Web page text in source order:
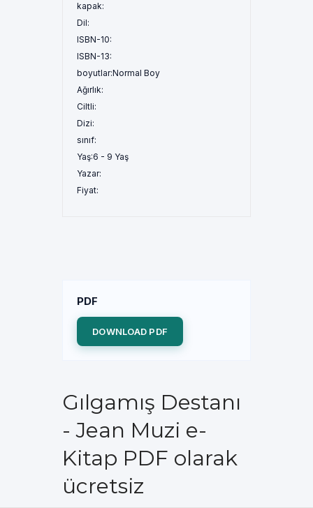
kapak:
Dil:
ISBN-10:
ISBN-13:
boyutlar:Normal Boy
Ağırlık:
Ciltli:
Dizi:
sınıf:
Yaş:6 - 9 Yaş
Yazar:
Fiyat:
PDF
DOWNLOAD PDF
Gılgamış Destanı
- Jean Muzi e-
Kitap PDF olarak
ücretsiz